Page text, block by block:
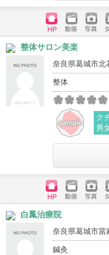
ホームペ
ージ
動画 写真
整体サロン美楽
奈良県葛城市北
整体
ク
男
ホームペ
ージ
動画 写真
白鳳治療院
奈良県葛城市當
鍼灸